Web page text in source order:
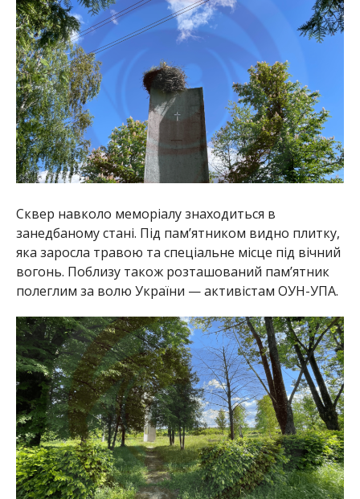
Сквер навколо меморіалу знаходиться в
занедбаному стані. Під пам’ятником видно плитку,
яка заросла травою та спеціальне місце під вічний
вогонь. Поблизу також розташований пам’ятник
полеглим за волю України — активістам ОУН-УПА.